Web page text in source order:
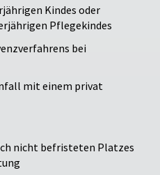
Kindes oder
Pflegekindes
bei
mit einem privat
nicht befristeten Platzes